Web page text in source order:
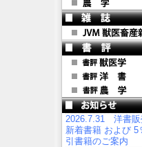
2026.7.31 洋書販
新着書籍 および 5
引書籍のご案内